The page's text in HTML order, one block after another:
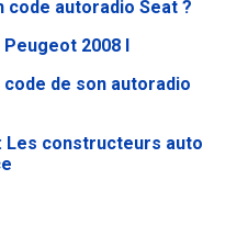
code autoradio Seat ?
2008 I
de son autoradio
Les constructeurs auto